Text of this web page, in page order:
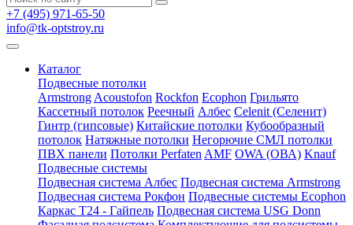
+7 (495) 971-65-50
info@tk-optstroy.ru
Каталог
Подвесные потолки
Armstrong Acoustofon Rockfon Ecophon Грильято
Кассетный потолок Реечный Албес Celenit (Селенит)
Гинтр (гипсовые) Китайские потолки Кубообразный
потолок Натяжные потолки Негорючие СМЛ потолки
ПВХ панели Потолки Perfaten AMF OWA (ОВА) Knauf
Подвесные системы
Подвесная система Албес Подвесная система Armstrong
Подвесная система Рокфон Подвесные системы Ecophon
Каркас Т24 - Гайпель Подвесная система USG Donn